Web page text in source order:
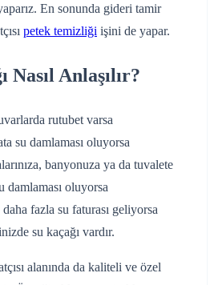
En sonunda gideri tamir
petek temizliği işini de yapar.
Nasıl Anlaşılır?
rutubet varsa
su damlaması oluyorsa
banyonuza ya da tuvalete
damlaması oluyorsa
fazla su faturası geliyorsa
su kaçağı vardır.
alanında da kaliteli ve özel